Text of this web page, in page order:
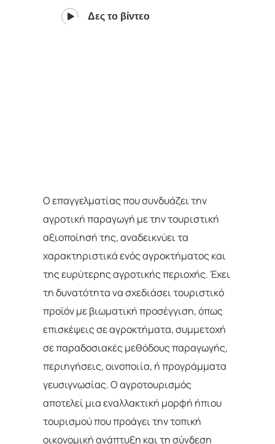
Δες το βίντεο
Ο επαγγελματίας που συνδυάζει την
αγροτική παραγωγή με την τουριστική
αξιοποίησή της, αναδεικνύει τα
χαρακτηριστικά ενός αγροκτήματος και
της ευρύτερης αγροτικής περιοχής. Έχει
τη δυνατότητα να σχεδιάσει τουριστικό
προϊόν με βιωματική προσέγγιση, όπως
επισκέψεις σε αγροκτήματα, συμμετοχή
σε παραδοσιακές μεθόδους παραγωγής,
περιηγήσεις, οινοποιία, ή προγράμματα
γευσιγνωσίας. Ο αγροτουρισμός
αποτελεί μια εναλλακτική μορφή ήπιου
τουρισμού που προάγει την τοπική
οικονομική ανάπτυξη και τη σύνδεση